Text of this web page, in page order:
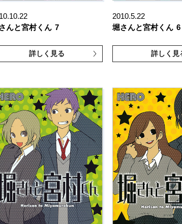
んと宮村くん 7
詳しく見る
2010.5.22
堀さんと宮村くん 6
詳しく見